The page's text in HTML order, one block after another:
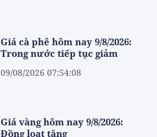
Giá cà phê hôm nay 9/8/2026:
Trong nước tiếp tục giảm
09/08/2026 07:54:08
Giá vàng hôm nay 9/8/2026:
Đồng loạt tăng